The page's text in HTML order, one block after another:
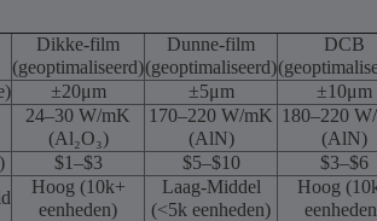
Dikke-film
(geoptimaliseerd)
Dunne-film
(geoptimaliseerd)
DCB
±20μm ±5μm
±10μm
24–30 W/mK
(Al₂O₃)
170–220 W/mK
(AlN)
180–220
(AlN)
$1–$3 $5–$10
$3–$6
Hoog (10k+
eenheden)
Laag-Middel
(<5k eenheden)
Hoog